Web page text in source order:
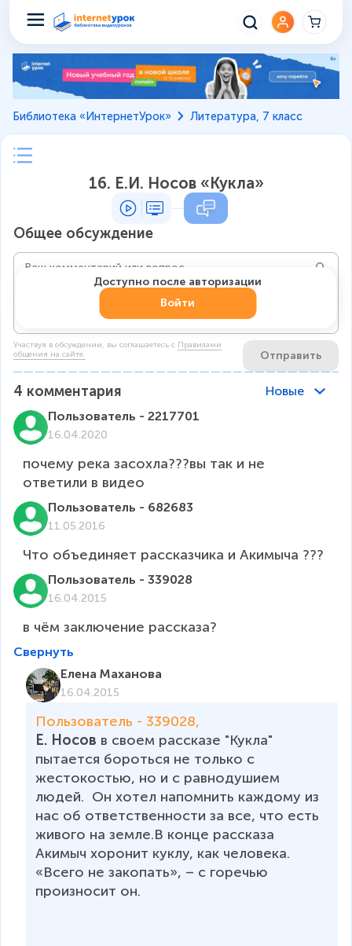
Библиотека «ИнтернетУрок» Литература, 7 класс
16. Е.И. Носов «Кукла»
Общее обсуждение
Участвуя в обсуждении, вы соглашаетесь c Правилами
общения на сайте.
Отправить
Доступно после авторизации
Войти
4 комментария
Новые
Пользователь - 2217701
16.04.2020
почему река засохла???вы так и не
ответили в видео
Пользователь - 682683
11.05.2016
Что объединяет рассказчика и Акимыча ???
Пользователь - 339028
16.04.2015
в чём заключение рассказа?
Свернуть
Елена Маханова
16.04.2015
Пользователь - 339028,
Е. Носов в своем рассказе "Кукла"
пытается бороться не только с
жестокостью, но и с равнодушием
людей.  Он хотел напомнить каждому из
нас об ответственности за все, что есть
живого на земле.В конце рассказа
Акимыч хоронит куклу, как человека.
«Всего не закопать», – с горечью
произносит он.